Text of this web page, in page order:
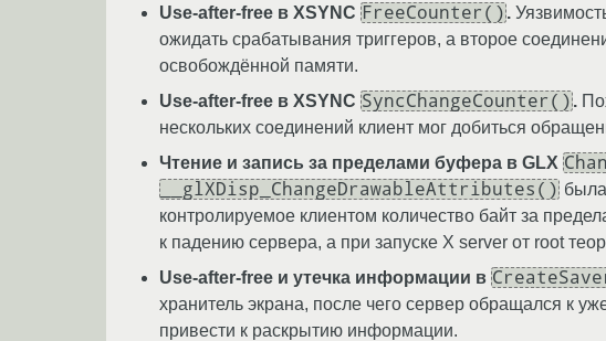
Use-after-free в XSYNC FreeCounter() .
ожидать срабатывания триггеров, а второе
освобождённой памяти.
Use-after-free в XSYNC SyncChangeCounter() .
нескольких соединений клиент мог добиться
Чтение и запись за пределами буфера в GLX
__glXDisp_ChangeDrawableAttributes()
контролируемое клиентом количество байт за
к падению сервера, а при запуске X server от root
Use-after-free и утечка информации в
хранитель экрана, после чего сервер обращался к
привести к раскрытию информации.